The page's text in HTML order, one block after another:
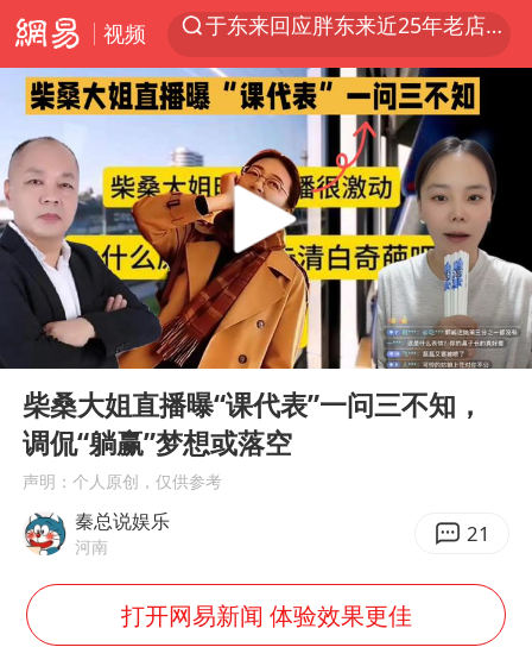
视频
上半年我国经营主体结构持续优化
《披荆斩棘2026》阵容官宣
杭州机场已取消航班388架次
浙江省委书记：该停下的坚决停下来
中国籍豪华游艇富商之子在泰国被杀
白海豚北上或致京津冀暴雨
美将每月供乌爱国者拦截导弹
新疆一婚礼线上邀请引热议
《龙餐馆》 冲奖
世界第1特鲁姆普斯诺克中国赛一轮游
上门女婿出轨女邻居多年被判重婚罪
构建更高水平的全民健身公共服务体系
Play
00:00 02:06
柴桑大姐直播曝“课代表”一问三不知，
调侃“躺赢”梦想或落空
声明：个人原创，仅供参考
秦总说娱乐
河南 21
打开网易新闻 体验效果更佳